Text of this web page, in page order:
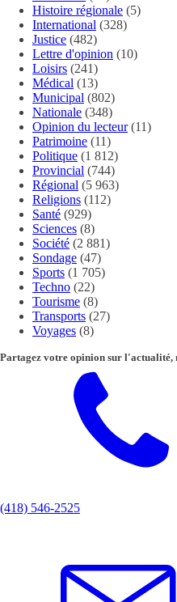
Histoire régionale (5)
International (328)
Justice (482)
Lettre d'opinion (10)
Loisirs (241)
Médical (13)
Municipal (802)
Nationale (348)
Opinion du lecteur(11)
Patrimoine (11)
Politique (1 812)
Provincial (744)
Régional (5 963)
Religions (112)
Santé (929)
Sciences (8)
Société (2 881)
Sondage (47)
Sports (1 705)
Techno (22)
Tourisme (8)
Transports (27)
Voyages (8)
Partagez votre opinion sur l'actualité,
(418) 546-2525